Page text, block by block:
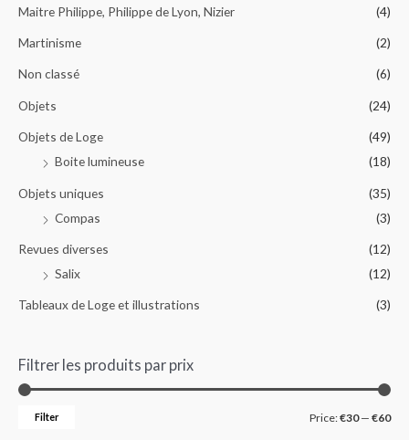
Maitre Philippe, Philippe de Lyon, Nizier (4)
Martinisme (2)
Non classé (6)
Objets (24)
Objets de Loge
(49)
Boite lumineuse
(18)
Objets uniques
(35)
Compas
(3)
Revues diverses
(12)
Salix
(12)
Tableaux de Loge et illustrations (3)
Filtrer les produits par prix
Filter Price:€30— €60